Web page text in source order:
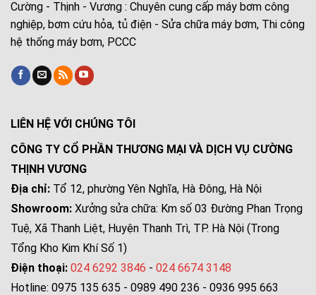
Cường - Thịnh - Vương : Chuyên cung cấp máy bơm công
nghiệp, bơm cứu hỏa, tủ điện - Sửa chữa máy bơm, Thi công
hệ thống máy bơm, PCCC
LIÊN HỆ VỚI CHÚNG TÔI
CÔNG TY CỔ PHẦN THƯƠNG MẠI VÀ DỊCH VỤ CƯỜNG
THỊNH VƯƠNG
Địa chỉ: Tổ 12, phường Yên Nghĩa, Hà Đông, Hà Nội
Showroom: Xưởng sửa chữa: Km số 03 Đường Phan Trọng
Tuệ, Xã Thanh Liệt, Huyện Thanh Trì, TP. Hà Nội (Trong
Tổng Kho Kim Khí Số 1)
Điện thoại: 024 6292 3846 - 024 6674 3148
Hotline: 0975 135 635 - 0989 490 236 - 0936 995 663